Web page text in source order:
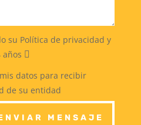
su Política de privacidad y
años
datos para recibir
de su entidad
MENSAJE